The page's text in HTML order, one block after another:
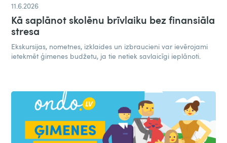
11.6.2026
Kā saplānot skolēnu brīvlaiku bez finansiāla
stresa
Ekskursijas, nometnes, izklaides un izbraucieni var ievērojami
ietekmēt ģimenes budžetu, ja tie netiek savlaicīgi ieplānoti.